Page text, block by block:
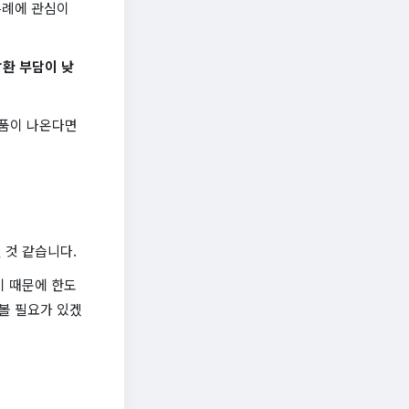
에 관심이
부담이 낮
이 나온다면
같습니다.
때문에 한도
필요가 있겠